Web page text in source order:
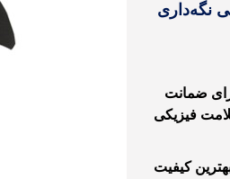
نگه‌داری
ضمانت
فیزیکی
کیفیت